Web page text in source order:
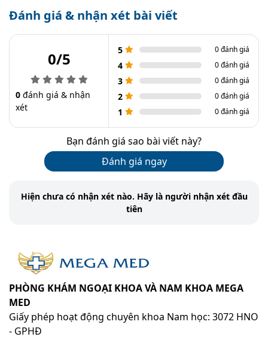
Đánh giá & nhận xét bài viết
0/5
0 đánh giá & nhận
xét
5 0 đánh giá
4 0 đánh giá
3 0 đánh giá
2 0 đánh giá
1 0 đánh giá
Bạn đánh giá sao bài viết này?
Đánh giá ngay
Hiện chưa có nhận xét nào. Hãy là người nhận xét đầu
tiên
PHÒNG KHÁM NGOẠI KHOA VÀ NAM KHOA MEGA
MED
Giấy phép hoạt động chuyên khoa Nam học: 3072 HNO
- GPHĐ